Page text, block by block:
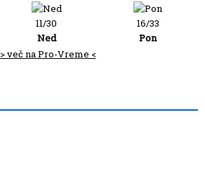
11/30
Ned
16/33
Pon
> več na Pro-Vreme <